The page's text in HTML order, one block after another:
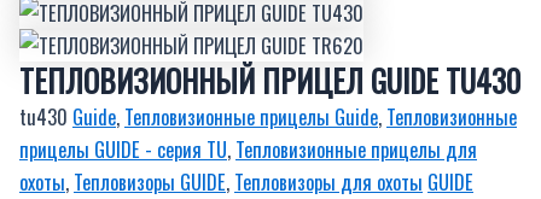
ТЕПЛОВИЗИОННЫЙ ПРИЦЕЛ GUIDE TU430
tu430 Guide, Тепловизионные прицелы Guide, Тепловизионные
прицелы GUIDE - серия TU, Тепловизионные прицелы для
охоты, Тепловизоры GUIDE, Тепловизоры для охоты GUIDE